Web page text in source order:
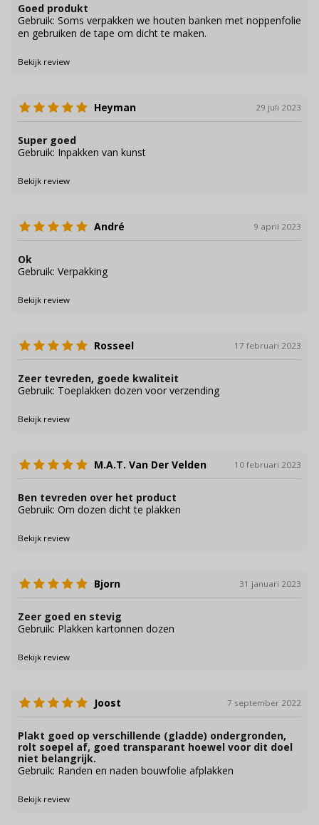
Goed produkt
Gebruik: Soms verpakken we houten banken met noppenfolie
en gebruiken de tape om dicht te maken.
Bekijk review
Heyman 29 juli 2023
Super goed
Gebruik: Inpakken van kunst
Bekijk review
André 9 april 2023
Ok
Gebruik: Verpakking
Bekijk review
Rosseel 17 februari 2023
Zeer tevreden, goede kwaliteit
Gebruik: Toeplakken dozen voor verzending
Bekijk review
M.A.T. Van Der Velden 10 februari 2023
Ben tevreden over het product
Gebruik: Om dozen dicht te plakken
Bekijk review
Bjorn 31 januari 2023
Zeer goed en stevig
Gebruik: Plakken kartonnen dozen
Bekijk review
Joost 7 september 2022
Plakt goed op verschillende (gladde) ondergronden,
rolt soepel af, goed transparant hoewel voor dit doel
niet belangrijk.
Gebruik: Randen en naden bouwfolie afplakken
Bekijk review